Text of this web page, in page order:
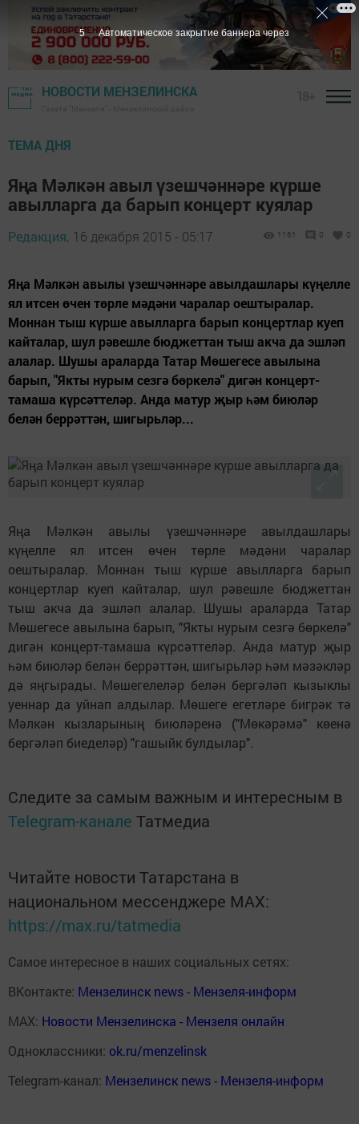
НОВОСТИ МЕНЗЕЛИНСКА
ТЕМА ДНЯ
Яңа Мәлкән авыл үзешчәннәре күрше
авылларга да барып концерт куялар
Редакция, 16 декабря 2015 - 05:17 1161 0 0
Яңа Мәлкән авылы үзешчәннәре авылдашлары күңелле
ял итсен өчен төрле мәдәни чаралар оештыралар.
Моннан тыш күрше авылларга барып концертлар куеп
кайталар, шул рәвешле бюджеттан тыш акча да эшләп
алалар. Шушы араларда Татар Мөшегесе авылына
барып, "Якты нурым сезгә бөркелә" дигән концерт-
тамаша күрсәттеләр. Анда матур җыр һәм биюләр
белән беррәттән, шигырьләр...
Яңа Мәлкән авылы үзешчәннәре авылдашлары
күңелле ял итсен өчен төрле мәдәни чаралар
оештыралар. Моннан тыш күрше авылларга барып
концертлар куеп кайталар, шул рәвешле бюджеттан
тыш акча да эшләп алалар. Шушы араларда Татар
Мөшегесе авылына барып, "Якты нурым сезгә бөркелә"
дигән концерт-тамаша күрсәттеләр. Анда матур җыр
һәм биюләр белән беррәттән, шигырьләр һәм мәзәкләр
дә яңгырады. Мөшегелеләр белән бергәләп кызыклы
уеннар да уйнап алдылар. Мөшеге егетләре бигрәк тә
Мәлкән кызларының биюләренә ("Мөкәрәмә" көенә
бергәләп биеделәр) "гашыйк булдылар".
Следите за самым важным и интересным в
Telegram-канале Татмедиа
Читайте новости Татарстана в
национальном мессенджере MАХ:
https://max.ru/tatmedia
Самое интересное в наших социальных сетях:
ВКонтакте: Мензелинск news - Мензеля-информ
MAX: Новости Мензелинска - Мензеля онлайн
Одноклассники: ok.ru/menzelinsk
Telegram-канал: Мензелинск news - Мензеля-информ
4 Автоматическое закрытие баннера через